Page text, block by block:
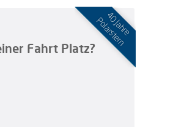
Fahrt Platz?
40 Jahre
Polarstern